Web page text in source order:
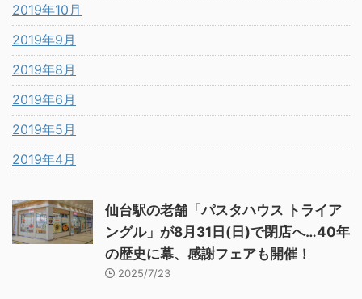
2019年10月
2019年9月
2019年8月
2019年6月
2019年5月
2019年4月
仙台駅の老舗「パスタハウス トライア
ングル」が8月31日(日)で閉店へ…40年
の歴史に幕、感謝フェアも開催！
2025/7/23